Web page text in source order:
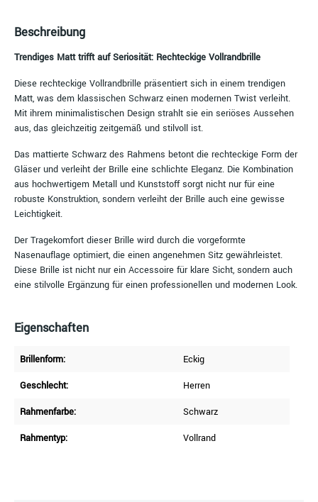
Beschreibung
Trendiges Matt trifft auf Seriosität: Rechteckige Vollrandbrille
Diese rechteckige Vollrandbrille präsentiert sich in einem trendigen
Matt, was dem klassischen Schwarz einen modernen Twist verleiht.
Mit ihrem minimalistischen Design strahlt sie ein seriöses Aussehen
aus, das gleichzeitig zeitgemäß und stilvoll ist.
Das mattierte Schwarz des Rahmens betont die rechteckige Form der
Gläser und verleiht der Brille eine schlichte Eleganz. Die Kombination
aus hochwertigem Metall und Kunststoff sorgt nicht nur für eine
robuste Konstruktion, sondern verleiht der Brille auch eine gewisse
Leichtigkeit.
Der Tragekomfort dieser Brille wird durch die vorgeformte
Nasenauflage optimiert, die einen angenehmen Sitz gewährleistet.
Diese Brille ist nicht nur ein Accessoire für klare Sicht, sondern auch
eine stilvolle Ergänzung für einen professionellen und modernen Look.
Eigenschaften
Brillenform:
Eckig
Geschlecht:
Herren
Rahmenfarbe:
Schwarz
Rahmentyp:
Vollrand